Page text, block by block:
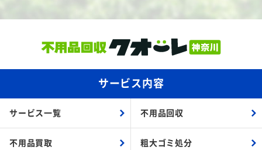
サービス内容
サービス一覧 不用品回収
不用品買取 粗大ゴミ処分